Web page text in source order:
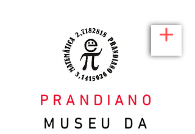
PRANDIANO
MUSEU DA